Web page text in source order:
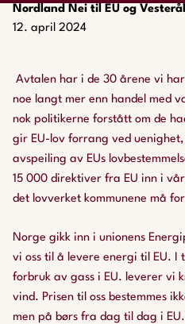
Nordland Nei til EU og
12. april 2024
Avtalen har i de 30 årene vi
noe langt mer enn handel med
nok politikerne forstått om de
gir EU-lov forrang ved uenighet,
avspeiling av EUs
15 000 direktiver fra EU inn i
det lovverket kommunene må
Norge gikk inn i unionens
vi oss til å levere energi til EU. I
forbruk av gass i EU. leverer vi
vind. Prisen til oss bestemmes
men på børs fra dag til dag i